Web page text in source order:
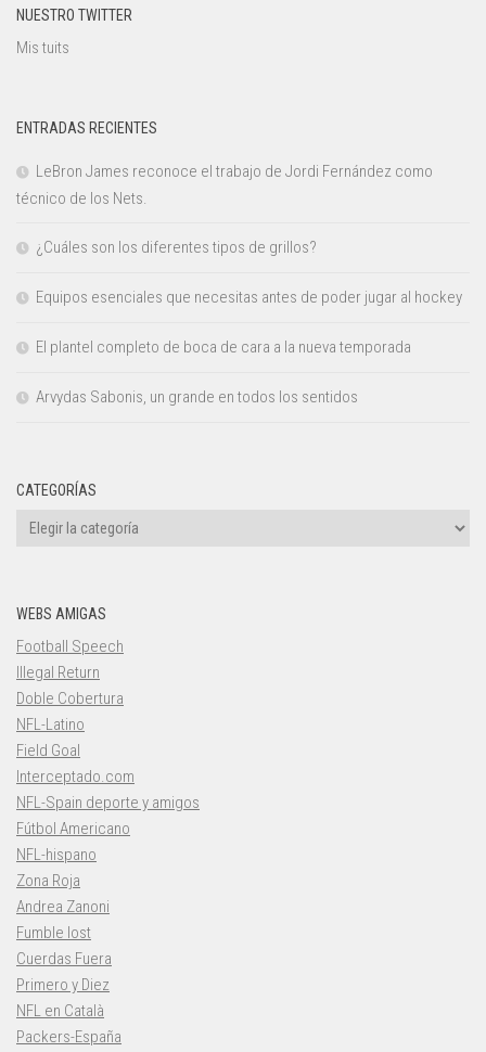
NUESTRO TWITTER
Mis tuits
ENTRADAS RECIENTES
LeBron James reconoce el trabajo de Jordi Fernández como
técnico de los Nets.
¿Cuáles son los diferentes tipos de grillos?
Equipos esenciales que necesitas antes de poder jugar al hockey
El plantel completo de boca de cara a la nueva temporada
Arvydas Sabonis, un grande en todos los sentidos
CATEGORÍAS
Categorías
WEBS AMIGAS
Football Speech
Illegal Return
Doble Cobertura
NFL-Latino
Field Goal
Interceptado.com
NFL-Spain deporte y amigos
Fútbol Americano
NFL-hispano
Zona Roja
Andrea Zanoni
Fumble lost
Cuerdas Fuera
Primero y Diez
NFL en Català
Packers-España